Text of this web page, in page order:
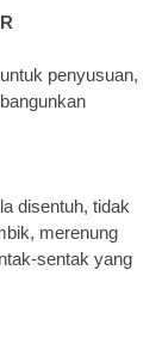
penyusuan,
disentuh, tidak
merenung
sentak yang